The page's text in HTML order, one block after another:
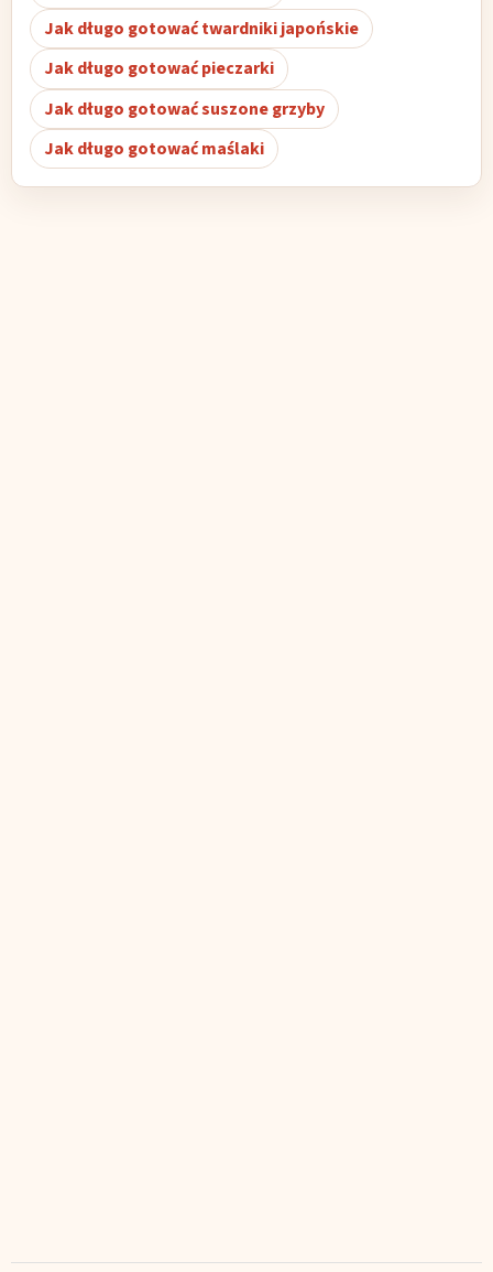
Jak długo gotować twardniki japońskie
Jak długo gotować pieczarki
Jak długo gotować suszone grzyby
Jak długo gotować maślaki